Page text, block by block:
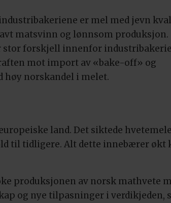
er mel med jevn
matsvinn og lønnsom produksjon.
forskjell innenfor
mot import av «bake-off» og
norskandel i melet.
land. Det siktede
til tidligere. Alt dette innebærer økt
produksjonen av norsk mathvete
og nye tilpasninger i verdikjeden,